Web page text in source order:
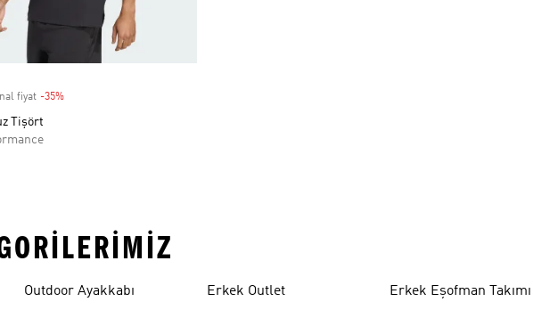
fiyat -35%Discount
Tişört
Outdoor Ayakkabı Erkek Outlet Erkek Eşofman Takımı